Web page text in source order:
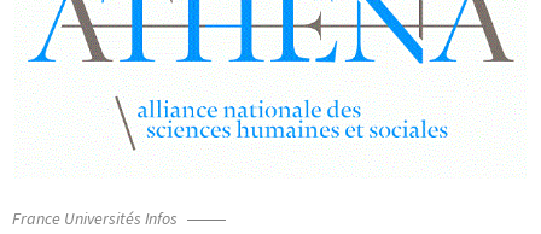
France Universités Infos